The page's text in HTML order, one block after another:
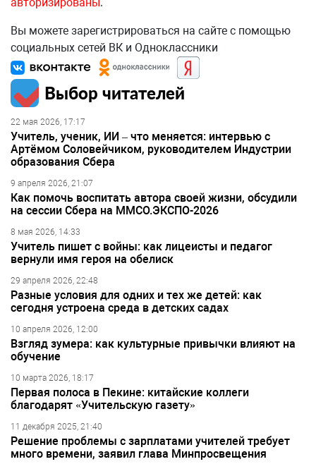
Вы можете зарегистрироваться на сайте с помощью
социальных сетей ВК и Одноклассники
Выбор читателей
22 мая 2026, 17:17
Учитель, ученик, ИИ – что меняется: интервью с
Артёмом Соловейчиком, руководителем Индустрии
образования Сбера
9 апреля 2026, 21:07
Как помочь воспитать автора своей жизни, обсудили
на сессии Сбера на ММСО.ЭКСПО-2026
8 мая 2026, 14:33
Учитель пишет с войны: как лицеисты и педагог
вернули имя героя на обелиск
29 апреля 2026, 22:48
Разные условия для одних и тех же детей: как
сегодня устроена среда в детских садах
10 апреля 2026, 12:00
Взгляд зумера: как культурные привычки влияют на
обучение
10 марта 2026, 18:17
Первая полоса в Пекине: китайские коллеги
благодарят «Учительскую газету»
11 декабря 2025, 21:40
Решение проблемы с зарплатами учителей требует
много времени, заявил глава Минпросвещения